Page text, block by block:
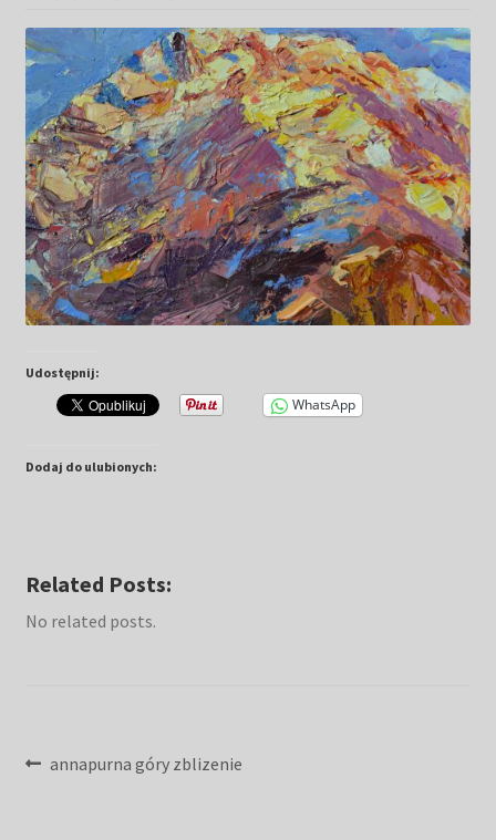
Kwiaty
Pejzaż
Obrazy abstrakcyjne
Tarot
Wabi sabi
Aukcja
O mnie
Udostępnij:
WhatsApp
Dodaj do ulubionych:
Related Posts:
No related posts.
Nawigacja
Poprzedni
annapurna góry zblizenie